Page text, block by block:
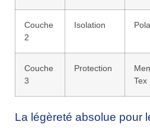
Couche
2
Isolation
Couche
3
Protection
Tex
La légèreté absolue pour